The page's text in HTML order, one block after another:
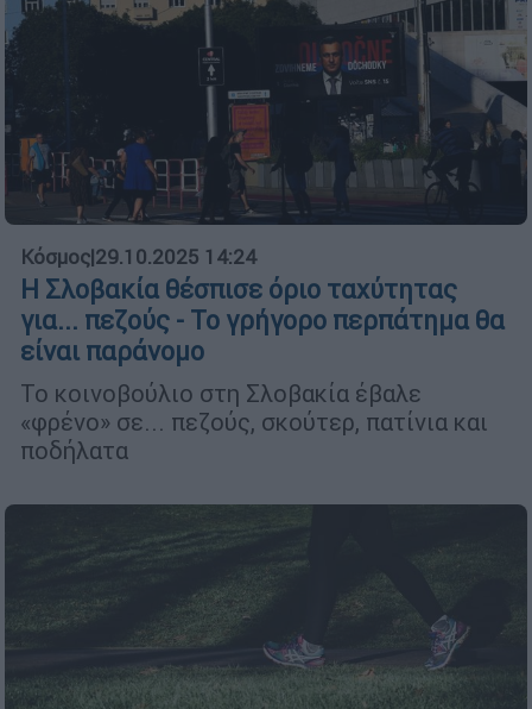
Κόσμος|29.10.2025 14:24
Η Σλοβακία θέσπισε όριο ταχύτητας
για... πεζούς - Το γρήγορο περπάτημα θα
είναι παράνομο
Το κοινοβούλιο στη Σλοβακία έβαλε
«φρένο» σε... πεζούς, σκούτερ, πατίνια και
ποδήλατα